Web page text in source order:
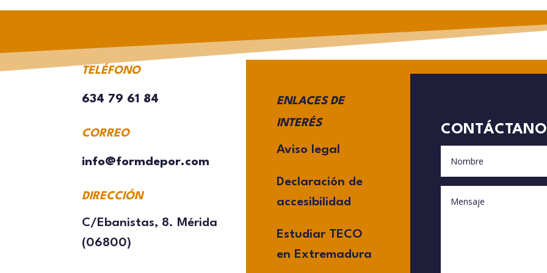
TELÉFONO
634 79 61 84
CORREO
info@formdepor.com
DIRECCIÓN
C/Ebanistas, 8. Mérida
(06800)
ENLACES DE
INTERÉS
Aviso legal
Declaración de
accesibilidad
Estudiar TECO
en Extremadura